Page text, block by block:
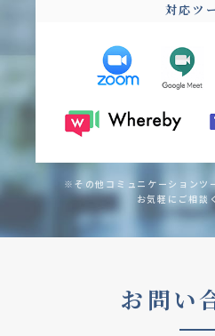
対応ツ
※その他コミュニケーションツ
お気軽にご相談
お問い